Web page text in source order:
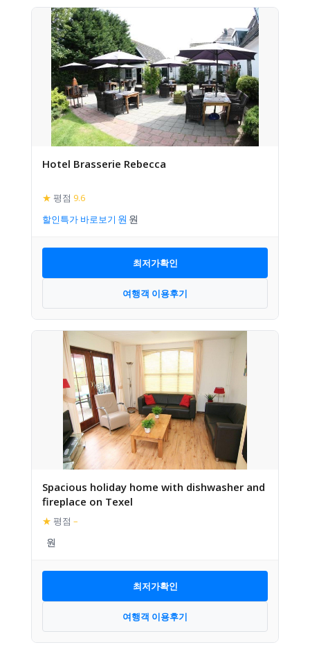
Hotel Brasserie Rebecca
★ 평점 9.6
할인특가 바로보기
최저가확인
여행객 이용후기
Spacious holiday home with dishwasher and
fireplace on Texel
★ 평점 –
최저가확인
여행객 이용후기